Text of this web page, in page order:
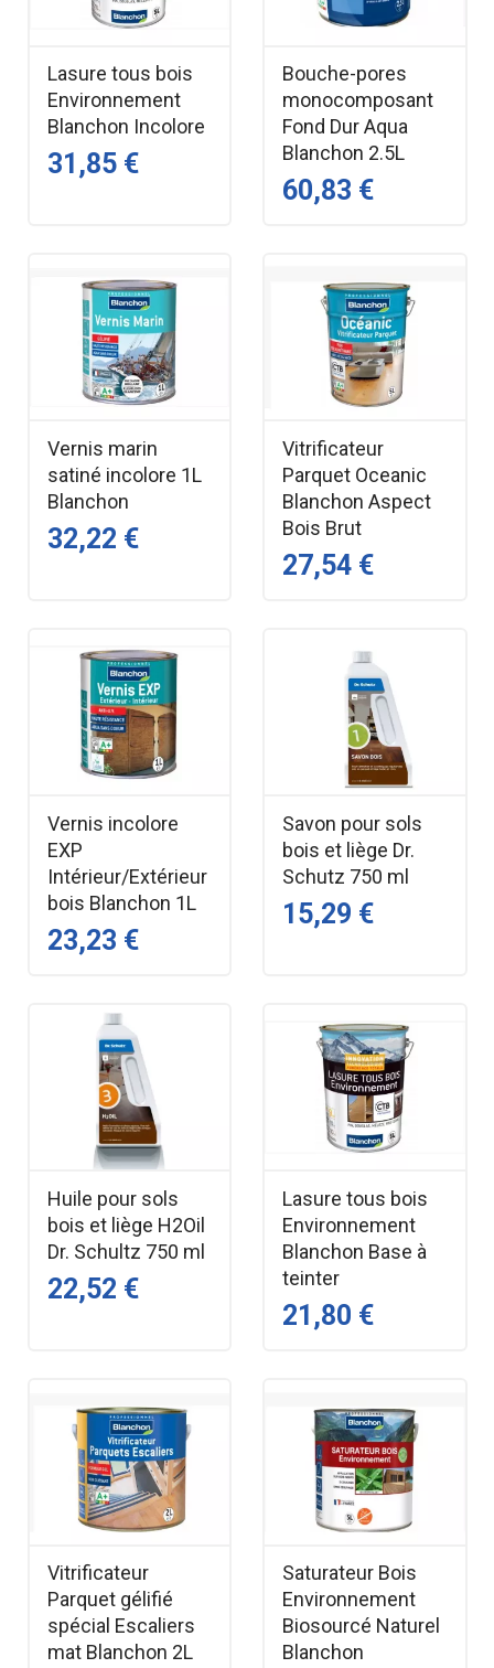
Lasure tous bois
Environnement
Blanchon Incolore
31,85 €
Bouche-pores
monocomposant
Fond Dur Aqua
Blanchon 2.5L
60,83 €
Vernis marin
satiné incolore 1L
Blanchon
32,22 €
Vitrificateur
Parquet Oceanic
Blanchon Aspect
Bois Brut
27,54 €
Vernis incolore
EXP
Intérieur/Extérieur
bois Blanchon 1L
23,23 €
Savon pour sols
bois et liège Dr.
Schutz 750 ml
15,29 €
Huile pour sols
bois et liège H2Oil
Dr. Schultz 750 ml
22,52 €
Lasure tous bois
Environnement
Blanchon Base à
teinter
21,80 €
Vitrificateur
Parquet gélifié
spécial Escaliers
mat Blanchon 2L
Saturateur Bois
Environnement
Biosourcé Naturel
Blanchon